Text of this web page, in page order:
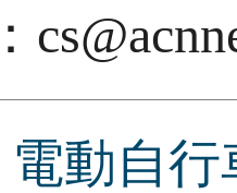
電動自